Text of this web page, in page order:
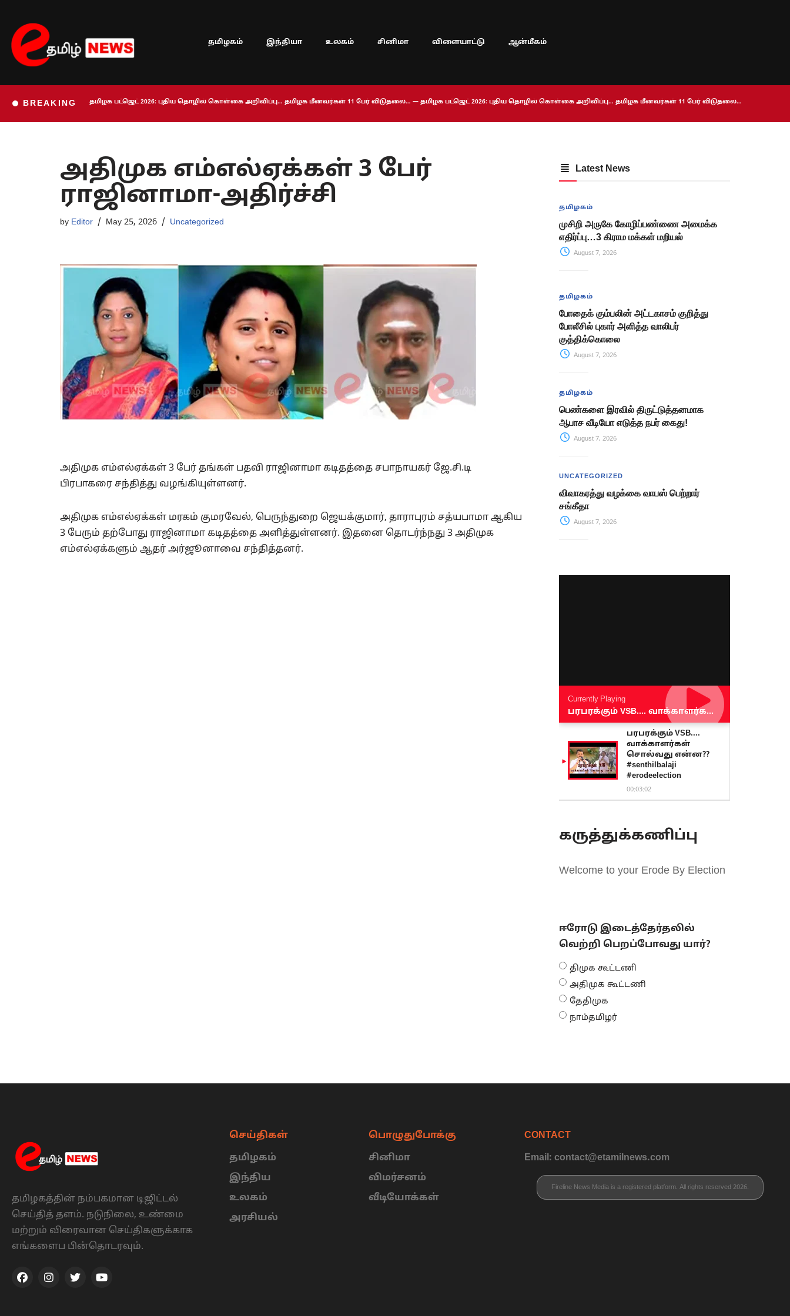
Skip
to
content
தமிழகம் இந்தியா உலகம் சினிமா விளையாட்டு ஆன்மீகம்
BREAKING தமிழக பட்ஜெட் 2026: புதிய தொழில் கொள்கை அறிவிப்பு… தமிழக மீனவர்கள் 11 பேர் விடுதலை… — தமிழக பட்ஜெட் 2026: புதிய தொழில் கொள்கை அறிவிப்பு… தமிழக மீனவர்கள் 11 பேர் விடுதலை…
அதிமுக எம்எல்ஏக்கள் 3 பேர்
ராஜினாமா-அதிர்ச்சி
by Editor May 25, 2026 Uncategorized
அதிமுக எம்எல்ஏக்கள் 3 பேர் தங்கள் பதவி ராஜினாமா கடிதத்தை சபாநாயகர் ஜே.சி.டி
பிரபாகரை சந்தித்து வழங்கியுள்ளனர்.
அதிமுக எம்எல்ஏக்கள் மரகம் குமரவேல், பெருந்துறை ஜெயக்குமார், தாராபுரம் சத்யபாமா ஆகிய
3 பேரும் தற்போது ராஜினாமா கடிதத்தை அளித்துள்ளனர். இதனை தொடர்ந்நது 3 அதிமுக
எம்எல்ஏக்களும் ஆதர் அர்ஜூனாவை சந்தித்தனர்.
Latest News
தமிழகம்
முசிறி அருகே கோழிப்பண்ணை அமைக்க
எதிர்ப்பு…3 கிராம மக்கள் மறியல்
August 7, 2026
தமிழகம்
போதைக் கும்பலின் அட்டகாசம் குறித்து
போலீசில் புகார் அளித்த வாலிபர்
குத்திக்கொலை
August 7, 2026
தமிழகம்
பெண்களை இரவில் திருட்டுத்தனமாக
ஆபாச வீடியோ எடுத்த நபர் கைது!
August 7, 2026
UNCATEGORIZED
விவாகரத்து வழக்கை வாபஸ் பெற்றார்
சங்கீதா
August 7, 2026
Currently Playing
பரபரக்கும் VSB.... வாக்காளர்கள் சொல்வது என்ன?? #senthilbalaji #erodeelection
பரபரக்கும் VSB....
வாக்காளர்கள்
சொல்வது என்ன??
#senthilbalaji
#erodeelection
00:03:02
கருத்துக்கணிப்பு
Welcome to your Erode By Election
ஈரோடு இடைத்தேர்தலில்
வெற்றி பெறப்போவது யார்?
திமுக கூட்டணி
அதிமுக கூட்டணி
தேதிமுக
நாம்தமிழர்
தமிழகத்தின் நம்பகமான டிஜிட்டல்
செய்தித் தளம். நடுநிலை, உண்மை
மற்றும் விரைவான செய்திகளுக்காக
எங்களைப பின்தொடரவும்.
செய்திகள்
தமிழகம்
இந்திய
உலகம்
அரசியல்
பொழுதுபோக்கு
சினிமா
விமர்சனம்
வீடியோக்கள்
CONTACT
Email: contact@etamilnews.com
Fireline News Media is a registered platform. All rights reserved 2026.